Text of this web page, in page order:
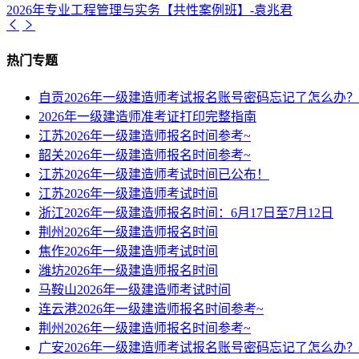
2026年专业工程管理与实务【共性案例班】-袁兆君
热门专题
自贡2026年一级建造师考试报名账号密码忘记了怎么办？
2026年一级建造师准考证打印完整指南
江苏2026年一级建造师报名时间参考~
韶关2026年一级建造师报名时间参考~
江苏2026年一级建造师考试时间已公布！
江苏2026年一级建造师考试时间
浙江2026年一级建造师报名时间：6月17日至7月12日
荆州2026年一级建造师报名时间
焦作2026年一级建造师考试时间
潍坊2026年一级建造师报名时间
马鞍山2026年一级建造师考试时间
连云港2026年一级建造师报名时间参考~
荆州2026年一级建造师报名时间参考~
广安2026年一级建造师考试报名账号密码忘记了怎么办？